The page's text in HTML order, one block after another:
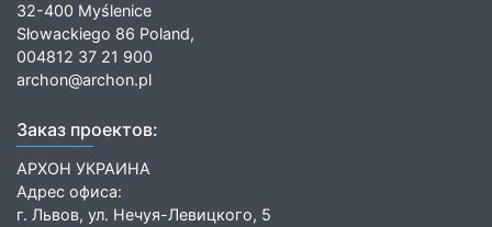
32-400 Myślenice
Słowackiego 86 Poland,
004812 37 21 900
archon@archon.pl
Заказ проектов:
АРХОН УКРАИНА
Адрес офиса:
г. Львов, ул. Нечуя-Левицкого, 5